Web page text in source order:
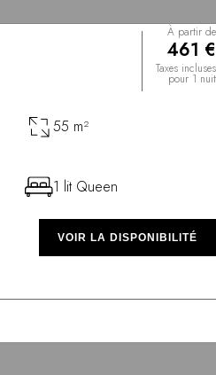
À partir de
461 €
Taxes incluses
pour 1 nuit
55 m²
1 lit Queen
VOIR LA DISPONIBILITÉ